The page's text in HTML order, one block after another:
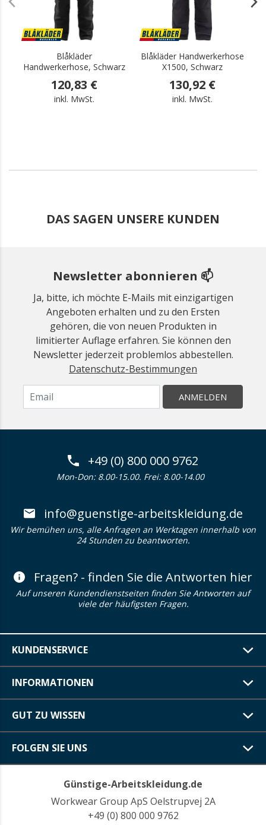
Blåkläder
Handwerkerhose, Schwarz
120,83 €
inkl. MwSt.
Blåkläder Handwerkerhose
X1500, Schwarz
130,92 €
inkl. MwSt.
DAS SAGEN UNSERE KUNDEN
Newsletter abonnieren 📫
Ja, bitte, ich möchte E-Mails mit einzigartigen
Angeboten erhalten und zu den Ersten
gehören, die von neuen Produkten in
limitierter Auflage erfahren. Sie können den
Newsletter jederzeit problemlos abbestellen.
Datenschutz-Bestimmungen
ANMELDEN
+49 (0) 800 000 9762
Mon-Don: 8.00-15.00. Frei: 8.00-14.00
info@guenstige-arbeitskleidung.de
Wir bemühen uns, alle Anfragen an Werktagen innerhalb von
24 Stunden zu beantworten.
Fragen? - finden Sie die Antworten hier
Auf unseren Kundendienstseiten finden Sie Antworten auf
viele der häufigsten Fragen.
KUNDENSERVICE
INFORMATIONEN
GUT ZU WISSEN
FOLGEN SIE UNS
Günstige-Arbeitskleidung.de
Workwear Group ApS Oelstrupvej 2A
+49 (0) 800 000 9762